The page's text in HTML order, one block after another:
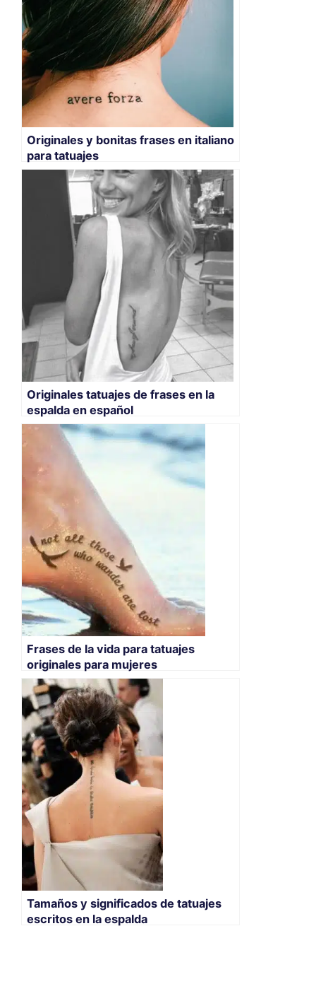
Originales y bonitas frases en italiano
para tatuajes
Originales tatuajes de frases en la
espalda en español
Frases de la vida para tatuajes
originales para mujeres
Tamaños y significados de tatuajes
escritos en la espalda